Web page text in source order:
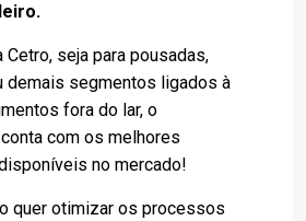
Cetro, seja para pousadas,
demais segmentos ligados à
fora do lar, o
com os melhores
no mercado!
quer otimizar os processos